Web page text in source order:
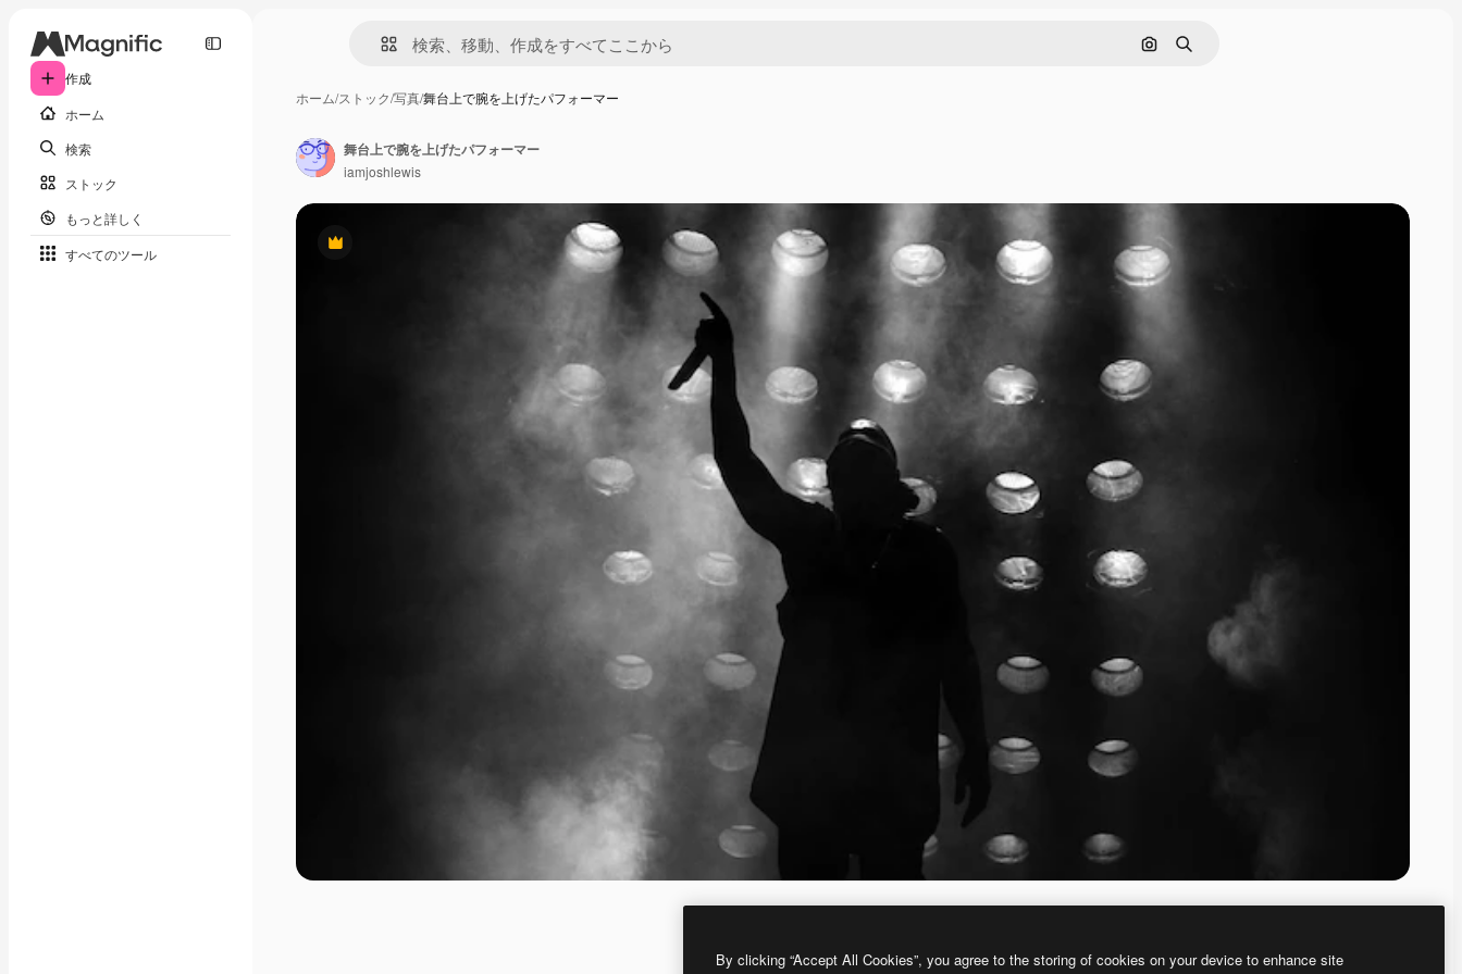
作成
ホーム
検索
ストック
もっと詳しく
すべてのツール
画像で検索
検索
ホーム/ストック/写真/舞台上で腕を上げたパフォーマー
Premium
舞台上で腕を上げたパフォーマー
iamjoshlewis
By clicking “Accept All Cookies”, you agree to the storing of cookies on your device to enhance site